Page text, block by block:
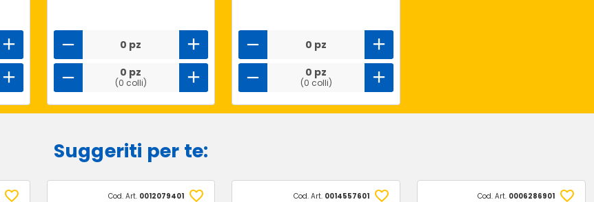
0 pz
0 pz
(0 colli)
0 pz
0 pz
(0 colli)
Suggeriti per te:
Cod. Art. 0012079401 Cod. Art. 0014557601 Cod. Art. 0006286901